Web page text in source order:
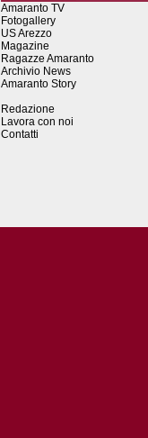
Amaranto TV
Fotogallery
US Arezzo
Magazine
Ragazze Amaranto
Archivio News
Amaranto Story
Redazione
Lavora con noi
Contatti